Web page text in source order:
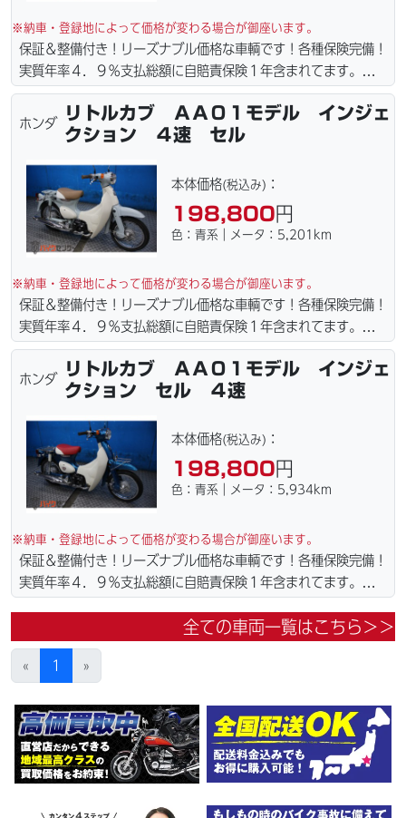
※納車・登録地によって価格が変わる場合が御座います。
保証＆整備付き！リーズナブル価格な車輌です！各種保険完備！
実質年率４．９％支払総額に自賠責保険１年含まれてます。全国
どこでも１万円〜4.5万円にて配達致します！！（離島の場合は
港止めになります）。☆盗難保険加入可能！ｗｅｂローン・カー
ド各種取り扱ってます。仕様変更からレストアまで、お気軽にお
てます。当社ホームページにて詳細画像見れます。
ホンダ
リトルカブ ＡＡ０１モデル インジェ
クション ４速 セル
本体価格(税込み) ：
198,800円
色：青系｜メータ：5,201km
※納車・登録地によって価格が変わる場合が御座います。
保証＆整備付き！リーズナブル価格な車輌です！各種保険完備！
実質年率４．９％支払総額に自賠責保険１年含まれてます。全国
どこでも１万円〜4.5万円にて配達致します！！（離島の場合は
港止めになります）。☆盗難保険加入可能！ｗｅｂローン・カー
ド各種取り扱ってます。仕様変更からレストアまで、お気軽にお
てます。当社ホームページにて詳細画像見れます。
ホンダ
リトルカブ ＡＡ０１モデル インジェ
クション セル ４速
本体価格(税込み) ：
198,800円
色：青系｜メータ：5,934km
※納車・登録地によって価格が変わる場合が御座います。
保証＆整備付き！リーズナブル価格な車輌です！各種保険完備！
実質年率４．９％支払総額に自賠責保険１年含まれてます。全国
港止めになります）。☆盗難保険加入可能！ｗｅｂローン・カー
ド各種取り扱ってます。仕様変更からレストアまで、お気軽にお
問い合わせ下さい。ご契約後の取り置き＆保管無料サービス行っ
全ての車両一覧はこちら＞＞
« 1 »